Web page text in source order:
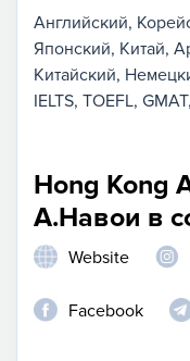
Английский
Японский Китай
Китайский
IELTS TOEFL GMAT
Hong Kong
А.Навои в
Website
Facebook